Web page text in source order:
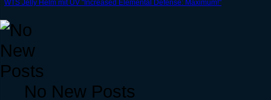
WTS Jelly Helm mit UV "Increased Elemental Defense: Maximum!"
No New Posts